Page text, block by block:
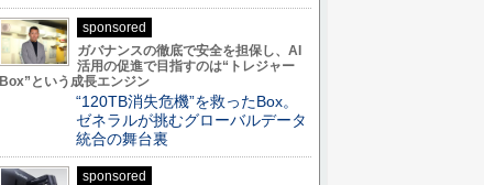
sponsored
ガバナンスの徹底で安全を担保し、AI
活用の促進で目指すのは“トレジャー
Box”という成長エンジン
“120TB消失危機”を救ったBox。
ゼネラルが挑むグローバルデータ
統合の舞台裏
sponsored